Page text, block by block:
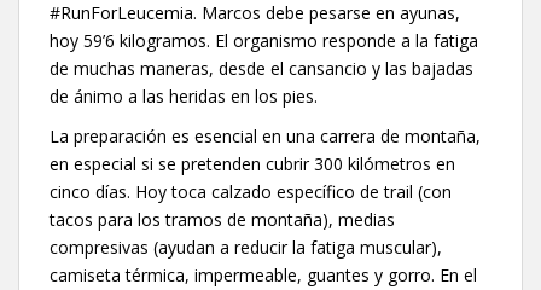
#RunForLeucemia. Marcos debe pesarse en ayunas,
hoy 59’6 kilogramos. El organismo responde a la fatiga
de muchas maneras, desde el cansancio y las bajadas
de ánimo a las heridas en los pies.
La preparación es esencial en una carrera de montaña,
en especial si se pretenden cubrir 300 kilómetros en
cinco días. Hoy toca calzado específico de trail (con
tacos para los tramos de montaña), medias
compresivas (ayudan a reducir la fatiga muscular),
camiseta térmica, impermeable, guantes y gorro. En el